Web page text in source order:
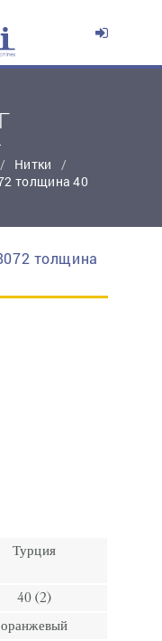
простую регистрацию
Нитки
толщина 40
толщина
Турция
40 (2)
оранжевый